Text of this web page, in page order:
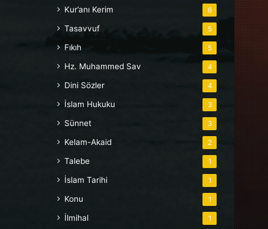
Kur’anı Kerim 6
Tasavvuf 5
Fıkıh 5
Hz. Muhammed Sav 4
Dini Sözler 4
İslam Hukuku 3
Sünnet 3
Kelam-Akaid 2
Talebe 1
İslam Tarihi 1
Konu 1
İlmihal 1